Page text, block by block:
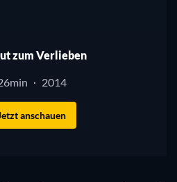
zum Verlieben
· 2014
anschauen